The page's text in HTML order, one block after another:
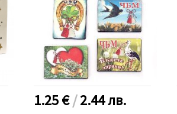
1.25 €/2.44лв.